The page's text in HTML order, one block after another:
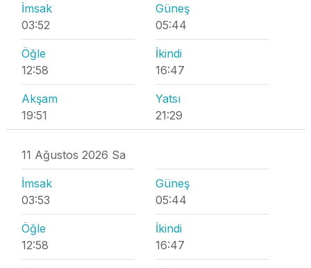
İmsak
03:52
Güneş
05:44
Öğle
12:58
İkindi
16:47
Akşam
19:51
Yatsı
21:29
11 Ağustos 2026 Sa
İmsak
03:53
Güneş
05:44
Öğle
12:58
İkindi
16:47